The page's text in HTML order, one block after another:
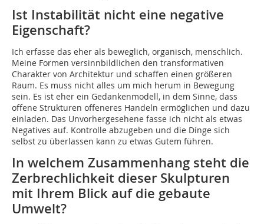
Ist Instabilität nicht eine negative
Eigenschaft?
Ich erfasse das eher als beweglich, organisch, menschlich.
Meine Formen versinnbildlichen den transformativen
Charakter von Architektur und schaffen einen größeren
Raum. Es muss nicht alles um mich herum in Bewegung
sein. Es ist eher ein Gedankenmodell, in dem Sinne, dass
offene Strukturen offeneres Handeln ermöglichen und dazu
einladen. Das Unvorhergesehene fasse ich nicht als etwas
Negatives auf. Kontrolle abzugeben und die Dinge sich
selbst zu überlassen kann zu etwas Gutem führen.
In welchem Zusammenhang steht die
Zerbrechlichkeit dieser Skulpturen
mit Ihrem Blick auf die gebaute
Umwelt?